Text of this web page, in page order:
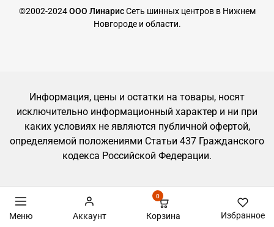
©2002-2024ООО ЛинарисСеть шинных центров в Нижнем
Новгороде и области.
Информация, цены и остатки на товары, носят
исключительно информационный характер и ни при
каких условиях не являются публичной офертой,
определяемой положениями Статьи 437 Гражданского
кодекса Российской Федерации.
Запись на шиномонтаж, автосервис
Меню Аккаунт
0
Корзина Избранное